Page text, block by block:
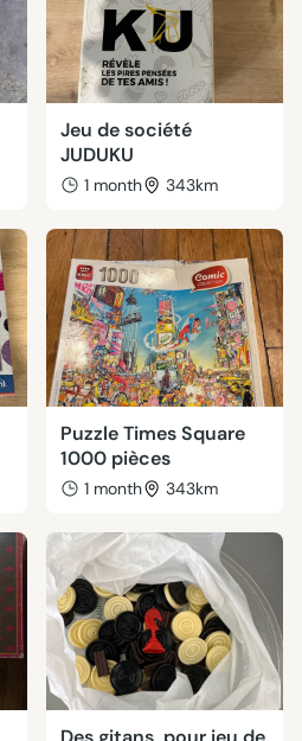
Jeu de société
JUDUKU
1 month 343km
Puzzle Times Square
1000 pièces
1 month 343km